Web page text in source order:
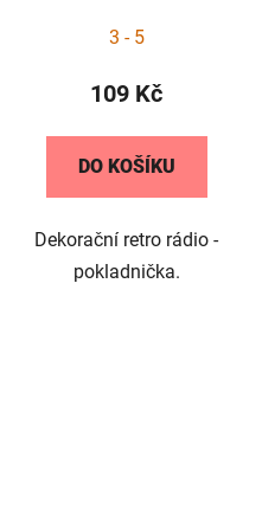
3 - 5
109 Kč
DO KOŠÍKU
Dekorační retro rádio -
pokladnička.